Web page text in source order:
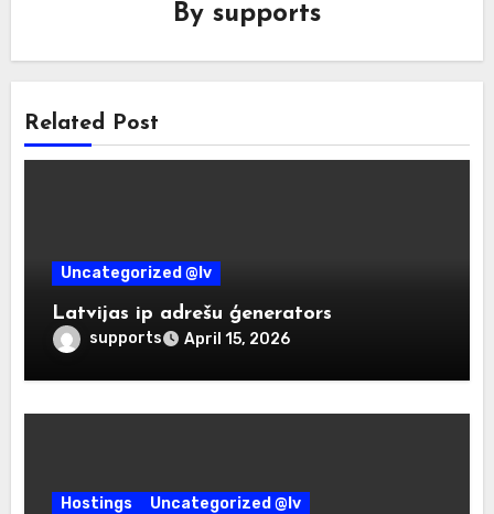
By supports
Related Post
Uncategorized @lv
Latvijas ip adrešu ģenerators
supports April 15, 2026
Hostings Uncategorized @lv